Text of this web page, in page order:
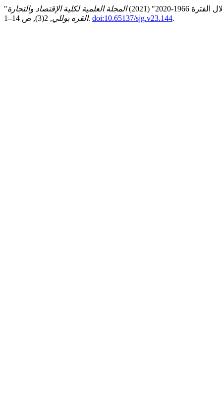
(2021)
المجلة العلمية لكلية الإقتصاد والتجارة
القره بوللي, 2(3), ص 14–1. doi:10.65137/sjg.v23.144.